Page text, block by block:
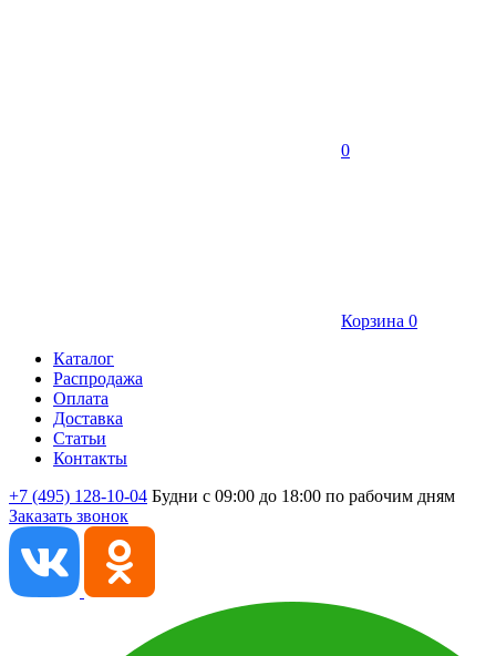
0
Корзина 0
Каталог
Распродажа
Оплата
Доставка
Статьи
Контакты
+7 (495) 128-10-04 Будни с 09:00 до 18:00 по рабочим дням
Заказать звонок